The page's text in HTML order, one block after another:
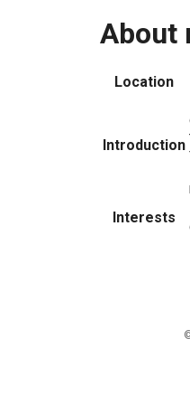
About
Location
Introduction
Interests